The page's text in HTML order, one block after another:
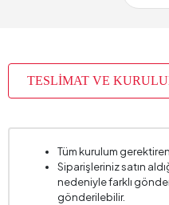
Gövde Malzemesi
Hacim (m3)
Paket Sayısı
Üst Tabla Kalınlığı (mm)
TESLİMAT VE
Tüm kurulum
Siparişleriniz satın
nedeniyle farklı
gönderilebilir.